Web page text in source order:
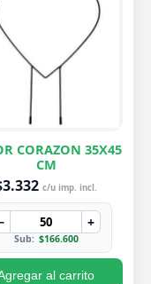
CORAZON 35X45
CM
c/u imp. incl.
+
Sub: $166.600
al carrito